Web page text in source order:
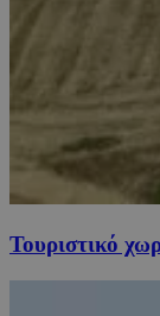
Τουριστικό